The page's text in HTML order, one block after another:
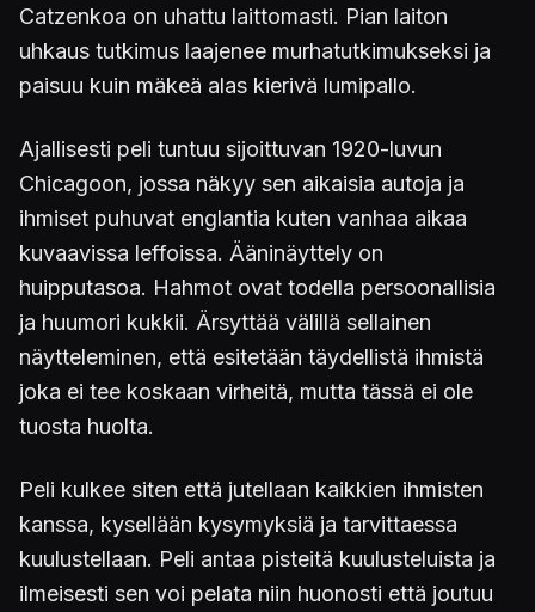
Catzenkoa on uhattu laittomasti. Pian laiton
uhkaus tutkimus laajenee murhatutkimukseksi ja
paisuu kuin mäkeä alas kierivä lumipallo.
Ajallisesti peli tuntuu sijoittuvan 1920-luvun
Chicagoon, jossa näkyy sen aikaisia autoja ja
ihmiset puhuvat englantia kuten vanhaa aikaa
kuvaavissa leffoissa. Ääninäyttely on
huipputasoa. Hahmot ovat todella persoonallisia
ja huumori kukkii. Ärsyttää välillä sellainen
näytteleminen, että esitetään täydellistä ihmistä
joka ei tee koskaan virheitä, mutta tässä ei ole
tuosta huolta.
Peli kulkee siten että jutellaan kaikkien ihmisten
kanssa, kysellään kysymyksiä ja tarvittaessa
kuulustellaan. Peli antaa pisteitä kuulusteluista ja
ilmeisesti sen voi pelata niin huonosti että joutuu